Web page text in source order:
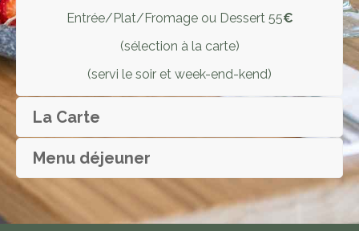
Entrée/Plat/Fromage ou Dessert 55€
(sélection à la carte)
(servi le soir et week-end-kend)
La Carte
Menu déjeuner